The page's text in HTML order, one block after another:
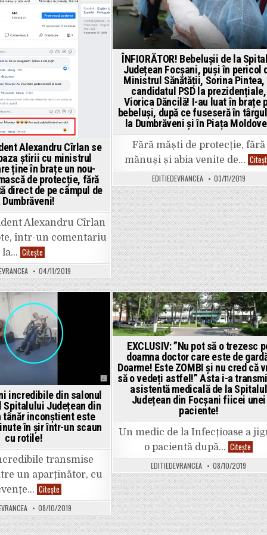
interzis
să
iei
bebelușii
în
brațe
dacă
nu
faci
parte
din
corpul
medical
care
îi
îngrijește”
Alexandru Cîrlan se
știrii cu ministrul
ține în brațe un nou-
de protecție, fără
direct de pe câmpul de
Dumbrăveni!
Alexandru Cîrlan
într-un comentariu
la… Citește
rezident
Alexandru
Cîrlan
se
amuză
baza
știrii
cu
ministrul
Sănătății
care
ține
în
nou-
născut
fără
mască
de
protecție,
fără
direct
de
câmpul
de
la
Dumbrăveni!
04/11/2019
ÎNFIORĂTOR! Bebelușii de la
Județean Focșani, puși în pericol
Ministrul Sănătății, Sorina Pintea,
candidatul PSD la prezidențiale,
Viorica Dăncilă! I-au luat în brațe
bebeluși, după ce fuseseră în
la Dumbrăveni și în Piața
Fără măști de protecție, fără
mănuși și abia venite de…
EDITIEDEVRANCEA 03/11/2019
incredibile din salonul
Spitalului Județean din
tânăr inconștient este
în șir într-un scaun
cu rotile!
transmise
un aparținător, cu
Citește
Imagini
incredibile
din
salonul
de
08/10/2019
Posted
in
EXCLUSIV: ”Nu pot să o trezesc
doamna doctor care este de
Doarme! Este ZOMBI și nu cred că
să o vedeți astfel!” Asta i-a
asistentă medicală de la Spitalul
Județean din Focșani fiicei unei
paciente!
Un medic de la Infecțioase a
o pacientă după… Citește
”Nu
pot
o
pe
care
este
de
EDITIEDEVRANCEA 08/10/2019